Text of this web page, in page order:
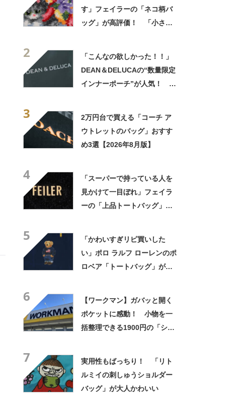
す」フェイラーの「ネコ柄バ
ッグ」が高評価！ 「小さす
2
「こんなの欲しかった！！」
DEAN＆DELUCAの“数量限定
インナーポーチ”が人気！
3
2万円台で買える「コーチ ア
ウトレットのバッグ」おすす
め3選【2026年8月版】
4
「スーパーで持っている人を
見かけて一目ぼれ」フェイラ
ーの「上品トートバッグ」が
5
「かわいすぎリピ買いした
い」ポロ ラルフ ローレンのポ
ロベア「トートバッグ」が人
6
【ワークマン】ガバッと開く
ポケットに感動！ 小物を一
括整理できる1900円の「ショ
7
実用性もばっちり！ 「リト
ルミイの刺しゅうショルダー
バッグ」が大人かわいい